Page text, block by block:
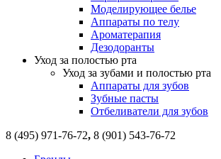
Моделирующее белье
Аппараты по телу
Ароматерапия
Дезодоранты
Уход за полостью рта
Уход за зубами и полостью рта
Аппараты для зубов
Зубные пасты
Отбеливатели для зубов
8 (495) 971-76-72, 8 (901) 543-76-72